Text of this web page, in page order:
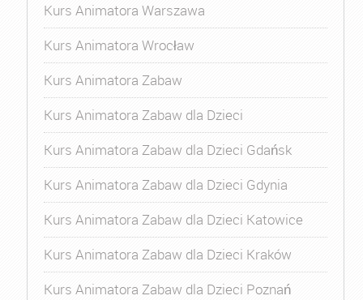
Kurs Animatora Warszawa
Kurs Animatora Wrocław
Kurs Animatora Zabaw
Kurs Animatora Zabaw dla Dzieci
Kurs Animatora Zabaw dla Dzieci Gdańsk
Kurs Animatora Zabaw dla Dzieci Gdynia
Kurs Animatora Zabaw dla Dzieci Katowice
Kurs Animatora Zabaw dla Dzieci Kraków
Kurs Animatora Zabaw dla Dzieci Poznań